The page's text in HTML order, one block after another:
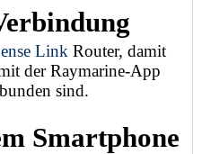
Link Router, damit
der Raymarine-App
sind.
Smartphone